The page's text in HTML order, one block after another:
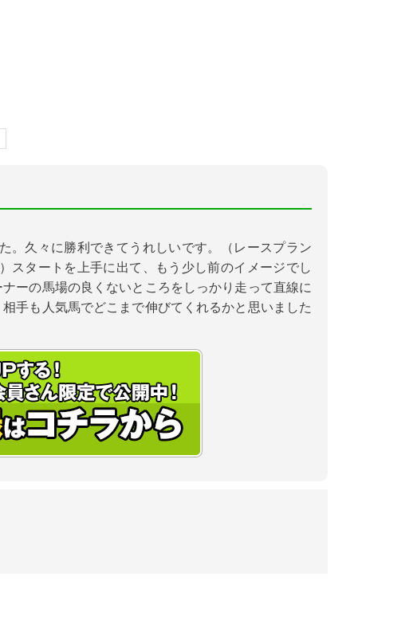
。久々に勝利できてうれしいです。（レースプラン
スタートを上手に出て、もう少し前のイメージでし
ーの馬場の良くないところをしっかり走って直線に
手も人気馬でどこまで伸びてくれるかと思いました